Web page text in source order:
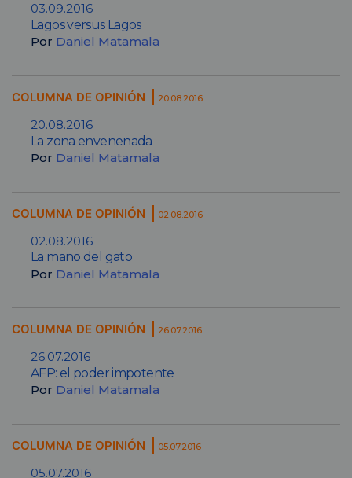
03.09.2016
Lagos versus Lagos
Por Daniel Matamala
COLUMNA DE OPINIÓN 20.08.2016
20.08.2016
La zona envenenada
Por Daniel Matamala
COLUMNA DE OPINIÓN 02.08.2016
02.08.2016
La mano del gato
Por Daniel Matamala
COLUMNA DE OPINIÓN 26.07.2016
26.07.2016
AFP: el poder impotente
Por Daniel Matamala
COLUMNA DE OPINIÓN 05.07.2016
05.07.2016